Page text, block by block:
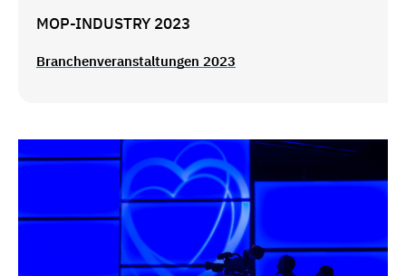
MOP-INDUSTRY 2023
Branchenveranstaltungen 2023